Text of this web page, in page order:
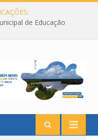
de Educação